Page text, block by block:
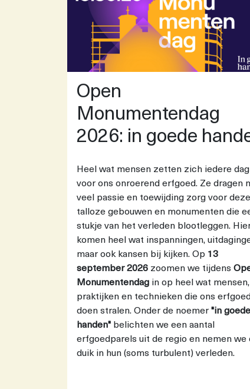
Open
Monumentendag
2026: in goede
Heel wat mensen zetten zich iedere
voor ons onroerend erfgoed. Ze dragen
veel passie en toewijding zorg voor deze
talloze gebouwen en monumenten die
stukje van het verleden blootleggen.
komen heel wat inspanningen,
maar ook kansen bij kijken. Op 13
september 2026 zoomen we tijdens
Monumentendag in op heel wat mensen,
praktijken en technieken die ons erfgoed
doen stralen. Onder de noemer "in goede
handen" belichten we een aantal
erfgoedparels uit de regio en nemen we
duik in hun (soms turbulent) verleden.